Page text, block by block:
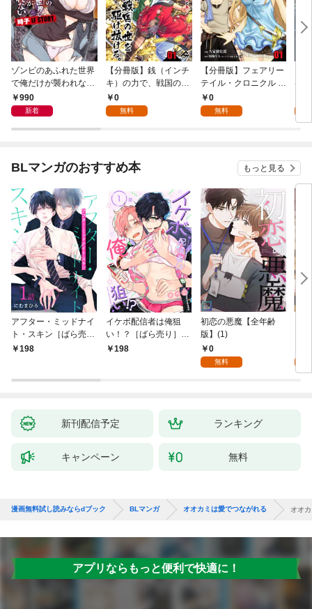
ゾンビのあふれた世界
で俺だけが襲われない
時子 IF STORY 1
990
新着
【分冊版】銭（インチ
キ）の力で、戦国の世
を駆け抜ける。 第1話
0
無料
【分冊版】フェアリー
テイル・クロニクル ～
空気読まない異世界ラ
イフ～ 第1話
0
無料
は
BLマンガのおすすめ本 もっと見る
アフター・ミッドナイ
ト・スキン［ばら売
り］ 第1話
198
イケボ配信者は俺狙
い！？［ばら売り］
第1話
198
初恋の悪魔【全年齢
版】(1)
0
無料
新刊配信予定 ランキング
キャンペーン 無料
漫画無料試し読みならdブック BLマンガ オオカミは愛でつながれる オオ
アプリならもっと便利で快適に！